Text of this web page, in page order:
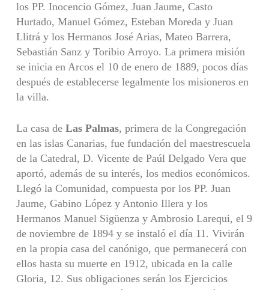
los PP. Inocencio Gómez, Juan Jaume, Casto
Hurtado, Manuel Gómez, Esteban Moreda y Juan
Llitrá y los Hermanos José Arias, Mateo Barrera,
Sebastián Sanz y Toribio Arroyo. La primera misión
se inicia en Arcos el 10 de enero de 1889, pocos días
después de establecerse legalmente los misioneros en
la villa.
La casa de Las Palmas, primera de la Congregación
en las islas Canarias, fue fundación del maestrescuela
de la Catedral, D. Vicente de Paúl Delgado Vera que
aportó, además de su interés, los medios económicos.
Llegó la Comunidad, compuesta por los PP. Juan
Jaume, Gabino López y Antonio Illera y los
Hermanos Manuel Sigüenza y Ambrosio Larequi, el 9
de noviembre de 1894 y se instaló el día 11. Vivirán
en la propia casa del canónigo, que permanecerá con
ellos hasta su muerte en 1912, ubicada en la calle
Gloria, 12. Sus obligaciones serán los Ejercicios